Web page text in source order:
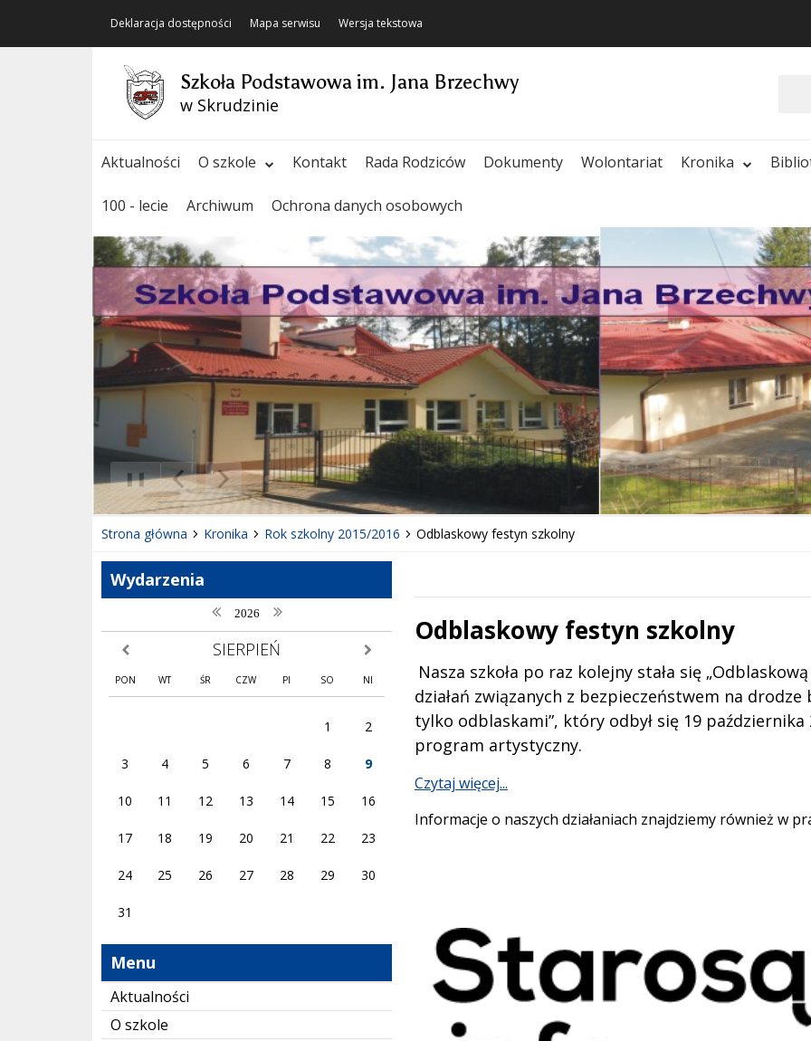
Deklaracja dostępności Mapa serwisu Wersja tekstowa
Szkoła Podstawowa im. Jana Brzechwy
w Skrudzinie
Aktualności O szkole Kontakt Rada Rodziców Dokumenty Wolontariat Kronika
100 - lecie Archiwum Ochrona danych osobowych
Poprzedni Element
Następny Element
❚❚
Strona główna Kronika Rok szkolny 2015/2016 Odblaskowy festyn szkolny
Wydarzenia
poprzedni rok
2026 następny rok
poprzedni miesiąc SIERPIEŃ następny miesiąc
PON WT ŚR CZW PI SO NI
1 2
3 4 5 6 7 8 9
10 11 12 13 14 15 16
17 18 19 20 21 22 23
24 25 26 27 28 29 30
31
Menu
Aktualności
O szkole
Odblaskowy festyn szkolny
Treść
Nasza szkoła po raz kolejny stała się
działań związanych z bezpieczeństwem na drodze
tylko odblaskami”, który odbył się 19
program artystyczny.
Czytaj więcej...
Informacje o naszych działaniach znajdziemy również w